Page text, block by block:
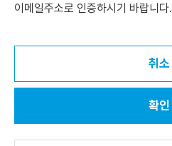
이메일주소로 인증하시기 바랍니다.
취소
확인